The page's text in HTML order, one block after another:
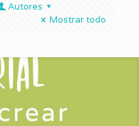
Autores
Mostrar todo